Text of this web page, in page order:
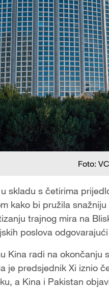
Foto:
skladu s četirima
kako bi pružila
trajnog mira na
poslova
Kina radi na okončanju
je predsjednik Xi iznio
a Kina i Pakistan